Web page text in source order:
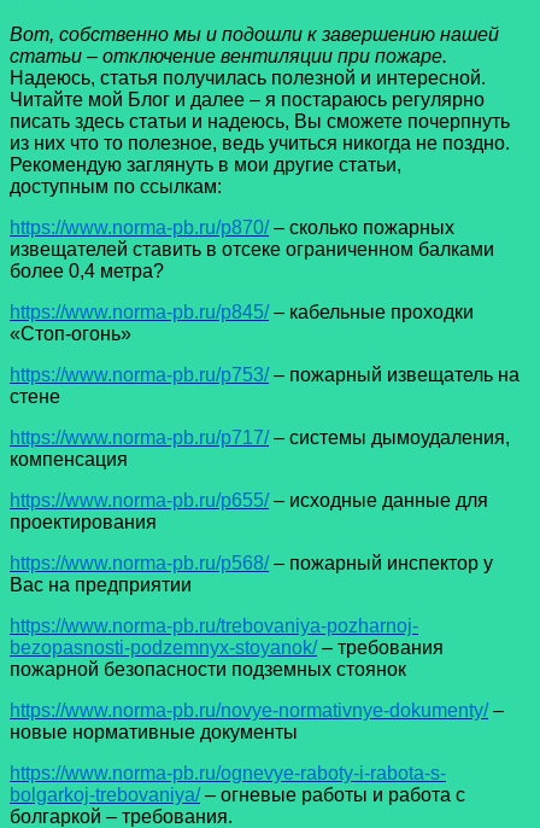
Вот, собственно мы и подошли к завершению нашей
статьи – отключение вентиляции при пожаре.
Надеюсь, статья получилась полезной и интересной.
Читайте мой Блог и далее – я постараюсь регулярно
писать здесь статьи и надеюсь, Вы сможете почерпнуть
из них что то полезное, ведь учиться никогда не поздно.
Рекомендую заглянуть в мои другие статьи,
доступным по ссылкам:
https://www.norma-pb.ru/p870/– сколько пожарных
извещателей ставить в отсеке ограниченном балками
более 0,4 метра?
https://www.norma-pb.ru/p845/– кабельные проходки
«Стоп-огонь»
https://www.norma-pb.ru/p753/– пожарный извещатель на
стене
https://www.norma-pb.ru/p717/– системы дымоудаления,
компенсация
https://www.norma-pb.ru/p655/– исходные данные для
проектирования
https://www.norma-pb.ru/p568/– пожарный инспектор у
Вас на предприятии
https://www.norma-pb.ru/trebovaniya-pozharnoj-
bezopasnosti-podzemnyx-stoyanok/– требования
пожарной безопасности подземных стоянок
https://www.norma-pb.ru/novye-normativnye-dokumenty/–
новые нормативные документы
https://www.norma-pb.ru/ognevye-raboty-i-rabota-s-
bolgarkoj-trebovaniya/– огневые работы и работа с
болгаркой – требования.